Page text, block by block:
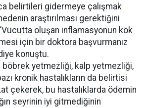
belirtileri gidermeye çalışmak
araştırılması gerektiğini
oluşan inflamasyonun kök
için bir doktora başvurmanız
konuştu.
böbrek yetmezliği, kalp yetmezliği,
kronik hastalıkların da belirtisi
çekerek, bu hastalıklarda ödemin
seyrinin iyi gitmediğinin